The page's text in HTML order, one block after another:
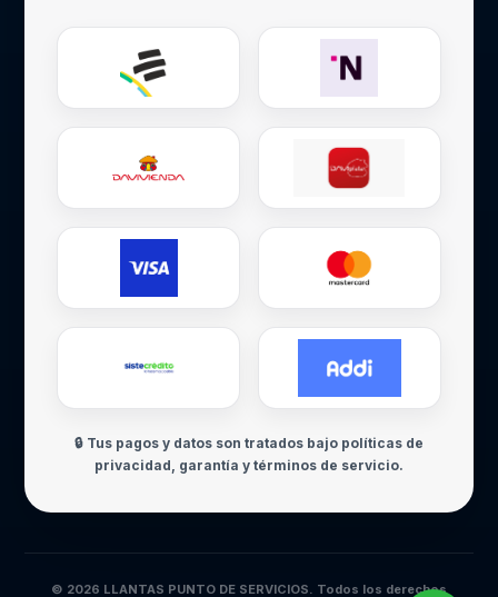
🔒 Tus pagos y datos son tratados bajo políticas de
privacidad, garantía y términos de servicio.
© 2026 LLANTAS PUNTO DE SERVICIOS. Todos los derechos